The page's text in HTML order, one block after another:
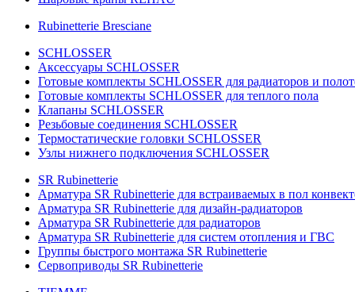
Rubinetterie Bresciane
SCHLOSSER
Аксессуары SCHLOSSER
Готовые комплекты SCHLOSSER для радиаторов и
Готовые комплекты SCHLOSSER для теплого пола
Клапаны SCHLOSSER
Резьбовые соединения SCHLOSSER
Термостатические головки SCHLOSSER
Узлы нижнего подключения SCHLOSSER
SR Rubinetterie
Арматура SR Rubinetterie для встраиваемых в пол
Арматура SR Rubinetterie для дизайн-радиаторов
Арматура SR Rubinetterie для радиаторов
Арматура SR Rubinetterie для систем отопления и ГВС
Группы быстрого монтажа SR Rubinetterie
Сервоприводы SR Rubinetterie